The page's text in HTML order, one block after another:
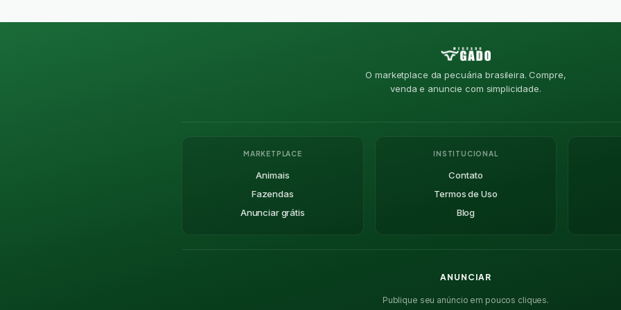
O marketplace da pecuária brasileira. Compre,
venda e anuncie com simplicidade.
MARKETPLACE
Animais
Fazendas
Anunciar grátis
INSTITUCIONAL
Contato
Termos de Uso
Blog
ANUNCIAR
Publique seu anúncio em poucos cliques.